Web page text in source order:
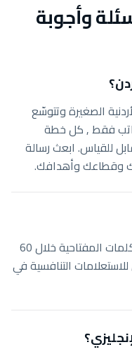
وأجوبة
الصغيرة وتتوسّع
راتب فقط , كل خطة
للقياس. ابعث رسالة
وقطاعك وأهدافك.
أغلب العملاء يرون تحرّكًا واضحًا في الكلمات المفتاحية خلال 60
للاستعلامات التنافسية في